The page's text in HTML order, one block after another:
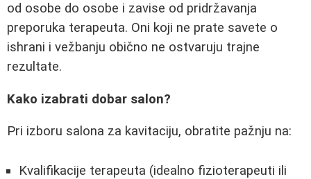
od osobe do osobe i zavise od pridržavanja
preporuka terapeuta. Oni koji ne prate savete o
ishrani i vežbanju obično ne ostvaruju trajne
rezultate.
Kako izabrati dobar salon?
Pri izboru salona za kavitaciju, obratite pažnju na:
Kvalifikacije terapeuta (idealno fizioterapeuti ili